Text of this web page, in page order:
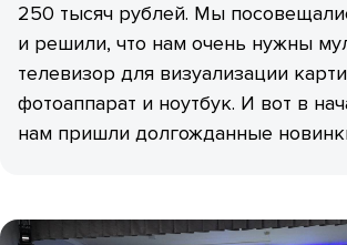
250 тысяч рублей. Мы
и решили, что нам очень нужны
телевизор для визуализации
фотоаппарат и ноутбук. И вот в
нам пришли долгожданные